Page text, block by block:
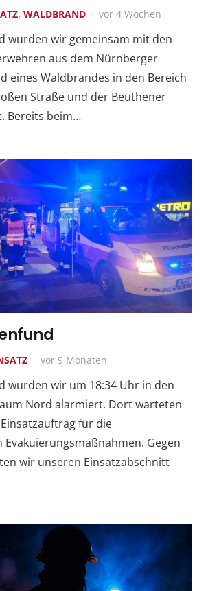
, WALDBRAND vor 4 Wochen
wurden wir gemeinsam mit den
aus dem Nürnberger
eines Waldbrandes in den Bereich
Straße und der Beuthener
Bereits beim…
vor 9 Monaten
wurden wir um 18:34 Uhr in den
Nord alarmiert. Dort warteten
für die
Gegen
wir unseren Einsatzabschnitt